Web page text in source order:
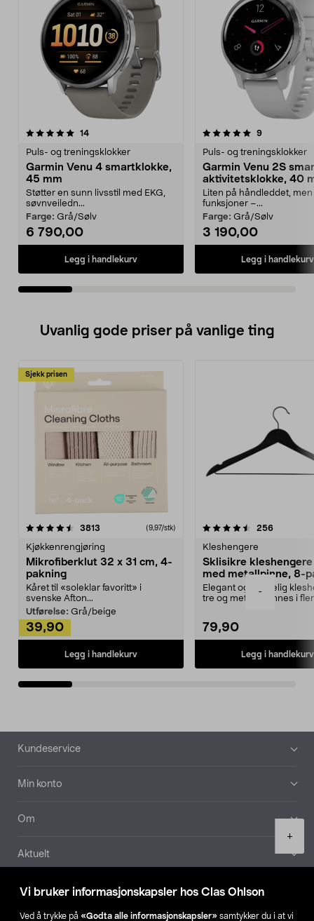
Vi bruker informasjonskapsler hos Clas Ohlson
Ved å trykke på «Godta alle informasjonskapsler» samtykker du i at vi
-
+
14anmeldelser
Puls- og treningsklokker
Garmin Venu 4 smartklokke,
45 mm
Støtter en sunn livsstil med EKG,
søvnveiledn...
Farge: Grå/Sølv
6 790,00
Legg i handlekurv
5.0av 5 stjerner 9anmeldelser
Puls- og treningsklokker
Garmin Venu 2S
aktivitetsklokke, 40
Liten på håndleddet,
funksjoner –...
Farge: Grå/Sølv
3 190,00
Legg i handlekurv
4.5av 5 stjerner
Uvanlig gode priser på vanlige ting
Sjekk prisen
3813 anmeldelser(9,97/stk)
Kjøkkenrengjøring
Mikrofiberklut 32 x 31 cm, 4-
pakning
Kåret til «soleklar favoritt» i
svenske Afton...
Utførelse: Grå/beige
39,90
Legg i handlekurv
4.5av 5 stjerner 256
Kleshengere
Sklisikre
med metallpinne, 8-
Elegant og skikkelig
tre og metall – finnes i
79,90
Legg i handlekurv
4.5av 5 stjerner
Bunntekst
Kundeservice
Min konto
Om
Aktuelt
Våre selskaper